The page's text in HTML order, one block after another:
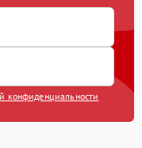
конфиденциальности